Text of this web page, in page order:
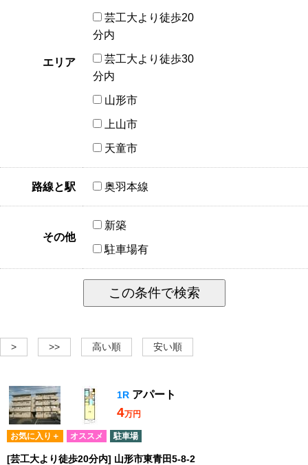
エリア
芸工大より徒歩20
分内
芸工大より徒歩30
分内
山形市
上山市
天童市
路線と駅 奥羽本線
その他
新築
駐車場有
> >> 高い順 安い順
1R アパート
4万円
お気に入り＋ オススメ 駐車場
[芸工大より徒歩20分内] 山形市東青田5-8-2